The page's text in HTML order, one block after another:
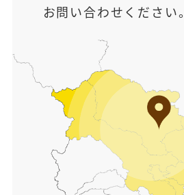
お問い合わせください。